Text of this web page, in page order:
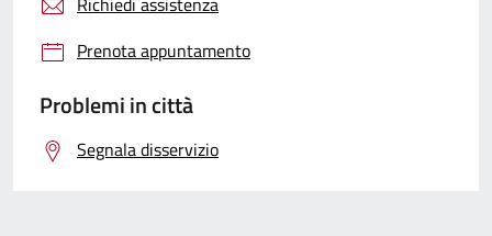
Prenota appuntamento
Problemi in città
Segnala disservizio